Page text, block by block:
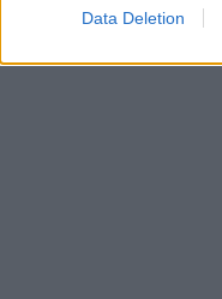
Data Deletion